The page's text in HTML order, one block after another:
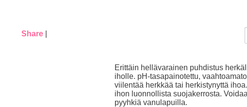
Share
Erittäin hellävarainen puhdistus
iholle. pH-tasapainotettu,
viilentää herkkää tai herkistynyttä
ihon luonnollista suojakerrosta.
pyyhkiä vanulapuilla.